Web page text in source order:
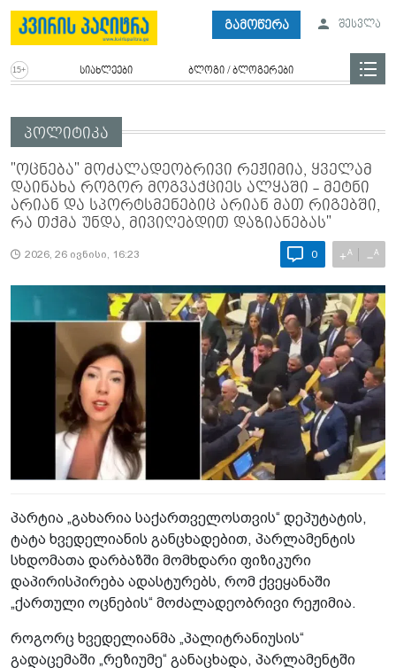
გამოწერა შესვლა
სიახლეები ბლოგი / ბლოგერები
პოლიტიკა
"ოცნება" მოძალადეობრივი რეჟიმია, ყველამ
დაინახა როგორ მოგვაქციეს ალყაში - მეტნი
არიან და სპორტსმენებიც არიან მათ რიგებში,
რა თქმა უნდა, მივიღებდით დაზიანებას"
2026, 26 ივნისი, 16:23 0 +A −A
პარტია „გახარია საქართველოსთვის“ დეპუტატის,
ტატა ხვედელიანის განცხადებით, პარლამენტის
სხდომათა დარბაზში მომხდარი ფიზიკური
დაპირისპირება ადასტურებს, რომ ქვეყანაში
„ქართული ოცნების“ მოძალადეობრივი რეჟიმია.
როგორც ხვედელიანმა „პალიტრანიუსის“
გადაცემაში „რეზიუმე“ განაცხადა, პარლამენტში